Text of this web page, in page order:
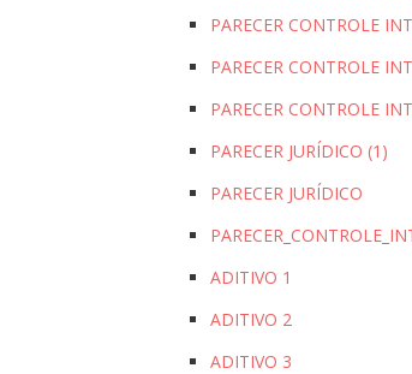
PARECER CONTROLE
PARECER CONTROLE
PARECER CONTROLE
PARECER JURÍDICO (1)
PARECER JURÍDICO
ADITIVO 1
ADITIVO 2
ADITIVO 3